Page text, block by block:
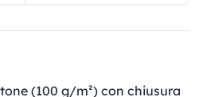
(100 g/m²) con chiusura